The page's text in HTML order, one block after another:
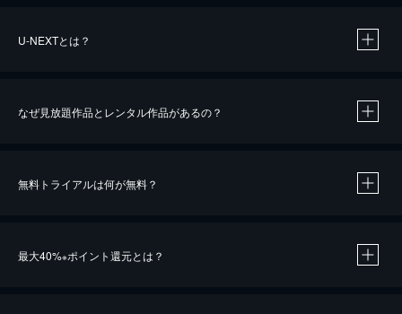
U-NEXTとは？
なぜ見放題作品とレンタル作品があるの？
無料トライアルは何が無料？
最大40%※ポイント還元とは？